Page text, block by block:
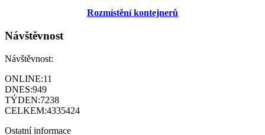
Rozmístění kontejnerů
Návštěvnost
Návštěvnost:
ONLINE:11
DNES:949
TÝDEN:7238
CELKEM:4335424
Ostatní informace